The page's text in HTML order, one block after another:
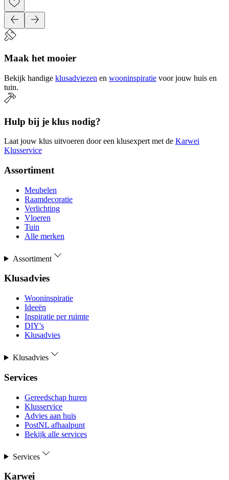
Maak het mooier
Bekijk handige klusadviezen en wooninspiratie voor jouw huis en
tuin.
Hulp bij je klus nodig?
Laat jouw klus uitvoeren door een klusexpert met de Karwei
Klusservice
Assortiment
Meubelen
Raamdecoratie
Verlichting
Vloeren
Tuin
Alle merken
Assortiment
Klusadvies
Wooninspiratie
Ideeën
Inspiratie per ruimte
DIY's
Klusadvies
Klusadvies
Services
Gereedschap huren
Klusservice
Advies aan huis
PostNL afhaalpunt
Bekijk alle services
Services
Karwei